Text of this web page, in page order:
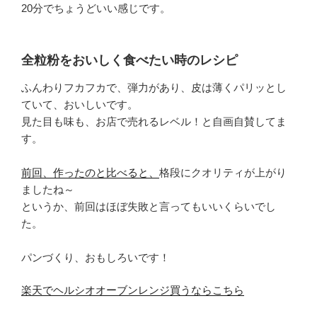
20分でちょうどいい感じです。
全粒粉をおいしく食べたい時のレシピ
ふんわりフカフカで、弾力があり、皮は薄くパリッとし
ていて、おいしいです。
見た目も味も、お店で売れるレベル！と自画自賛してま
す。
前回、作ったのと比べると、 格段にクオリティが上がり
ましたね～
というか、前回はほぼ失敗と言ってもいいくらいでし
た。
パンづくり、おもしろいです！
楽天でヘルシオオーブンレンジ買うならこちら